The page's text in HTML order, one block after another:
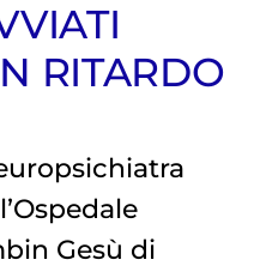
RITARDO
Gesù di